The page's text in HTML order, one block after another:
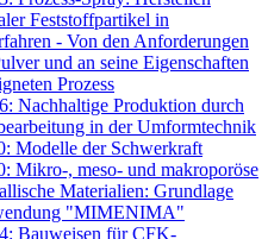
Feststoffpartikel in
- Von den Anforderungen
und an seine Eigenschaften
Prozess
Nachhaltige Produktion durch
in der Umformtechnik
Modelle der Schwerkraft
Mikro-, meso- und makroporöse
Materialien: Grundlage
"MIMENIMA"
Bauweisen für CFK-